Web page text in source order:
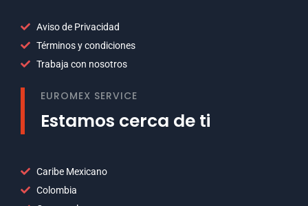
Aviso de Privacidad
Términos y condiciones
Trabaja con nosotros
EUROMEX SERVICE
Estamos cerca de ti
Caribe Mexicano
Colombia